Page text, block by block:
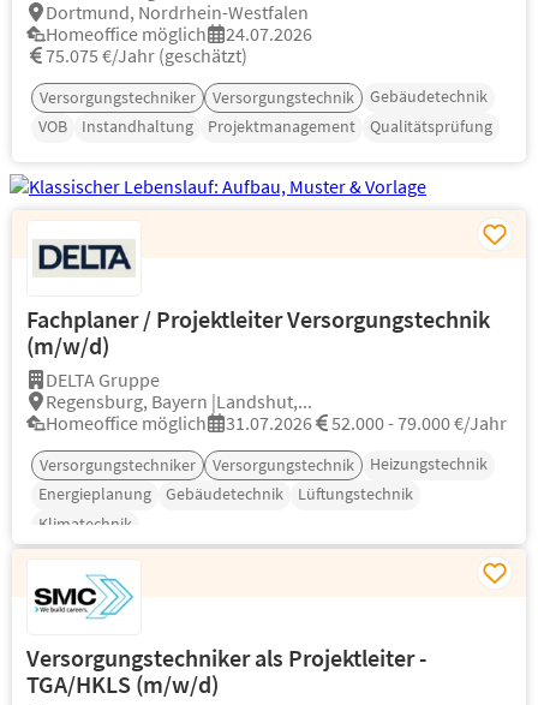
Dortmund, Nordrhein-Westfalen
Homeoffice möglich
24.07.2026
75.075 €/Jahr (geschätzt)
Versorgungstechniker Versorgungstechnik
Gebäudetechnik
VOB
Instandhaltung Projektmanagement Qualitätsprüfung
Fachplaner / Projektleiter Versorgungstechnik
(m/w/d)
DELTA Gruppe
Regensburg, Bayern |Landshut,...
Homeoffice möglich
31.07.2026 52.000 - 79.000 €/Jahr
Versorgungstechniker Versorgungstechnik
Heizungstechnik
Energieplanung
Gebäudetechnik
Lüftungstechnik
Klimatechnik
Versorgungstechniker als Projektleiter -
TGA/HKLS (m/w/d)